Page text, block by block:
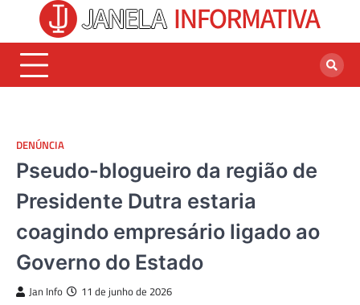
content
DENÚNCIA
Pseudo-blogueiro da região de
Presidente Dutra estaria
coagindo empresário ligado ao
Governo do Estado
Jan Info 11 de junho de 2026